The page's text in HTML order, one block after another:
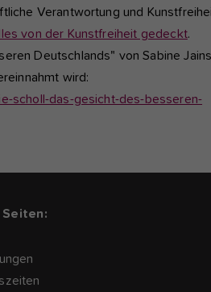
Verantwortung und
von der Kunstfreiheit gedeckt.
Deutschlands" von Sabine
wird:
scholl-das-gesicht-des-besseren-